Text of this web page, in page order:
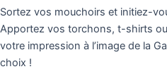
Sortez vos mouchoirs et initiez-
Apportez vos torchons, t-shirts
votre impression à l’image de la
choix !